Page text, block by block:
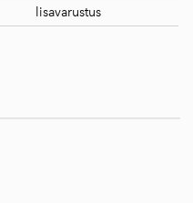
lisavarustus